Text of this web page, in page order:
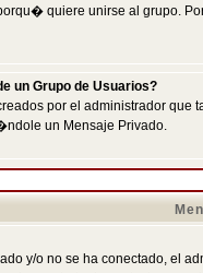
quiere unirse al grupo.
un Grupo de Usuarios?
por el administrador
un Mensaje Privado.
y/o no se ha conectado, el